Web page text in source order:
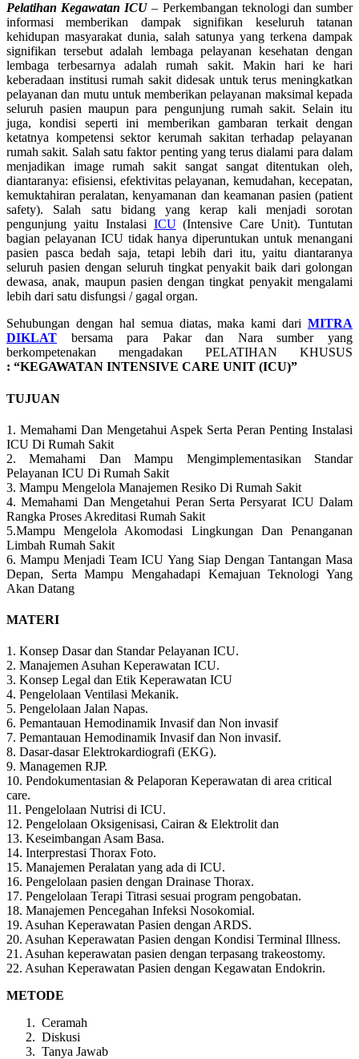
Pelatihan Kegawatan ICU– Perkembangan teknologi dan sumber
informasi memberikan dampak signifikan keseluruh tatanan
kehidupan masyarakat dunia, salah satunya yang terkena dampak
signifikan tersebut adalah lembaga pelayanan kesehatan dengan
lembaga terbesarnya adalah rumah sakit. Makin hari ke hari
keberadaan institusi rumah sakit didesak untuk terus meningkatkan
pelayanan dan mutu untuk memberikan pelayanan maksimal kepada
seluruh pasien maupun para pengunjung rumah sakit. Selain itu
juga, kondisi seperti ini memberikan gambaran terkait dengan
ketatnya kompetensi sektor kerumah sakitan terhadap pelayanan
rumah sakit. Salah satu faktor penting yang terus dialami para dalam
menjadikan image rumah sakit sangat sangat ditentukan oleh,
diantaranya: efisiensi, efektivitas pelayanan, kemudahan, kecepatan,
kemuktahiran peralatan, kenyamanan dan keamanan pasien (patient
safety). Salah satu bidang yang kerap kali menjadi sorotan
pengunjung yaitu Instalasi ICU(Intensive Care Unit). Tuntutan
bagian pelayanan ICU tidak hanya diperuntukan untuk menangani
pasien pasca bedah saja, tetapi lebih dari itu, yaitu diantaranya
seluruh pasien dengan seluruh tingkat penyakit baik dari golongan
dewasa, anak, maupun pasien dengan tingkat penyakit mengalami
lebih dari satu disfungsi / gagal organ.
Sehubungan dengan hal semua diatas, maka kami dari MITRA
DIKLAT bersama para Pakar dan Nara sumber yang
berkompetenakan mengadakan PELATIHAN KHUSUS
: “KEGAWATAN INTENSIVE CARE UNIT (ICU)”
TUJUAN
1. Memahami Dan Mengetahui Aspek Serta Peran Penting Instalasi
ICU Di Rumah Sakit
2. Memahami Dan Mampu Mengimplementasikan Standar
Pelayanan ICU Di Rumah Sakit
3. Mampu Mengelola Manajemen Resiko Di Rumah Sakit
4. Memahami Dan Mengetahui Peran Serta Persyarat ICU Dalam
Rangka Proses Akreditasi Rumah Sakit
5.Mampu Mengelola Akomodasi Lingkungan Dan Penanganan
Limbah Rumah Sakit
6. Mampu Menjadi Team ICU Yang Siap Dengan Tantangan Masa
Depan, Serta Mampu Mengahadapi Kemajuan Teknologi Yang
Akan Datang
MATERI
1. Konsep Dasar dan Standar Pelayanan ICU.
2. Manajemen Asuhan Keperawatan ICU.
3. Konsep Legal dan Etik Keperawatan ICU
4. Pengelolaan Ventilasi Mekanik.
5. Pengelolaan Jalan Napas.
6. Pemantauan Hemodinamik Invasif dan Non invasif
7. Pemantauan Hemodinamik Invasif dan Non invasif.
8. Dasar-dasar Elektrokardiografi (EKG).
9. Managemen RJP.
10. Pendokumentasian & Pelaporan Keperawatan di area critical
care.
11. Pengelolaan Nutrisi di ICU.
12. Pengelolaan Oksigenisasi, Cairan & Elektrolit dan
13. Keseimbangan Asam Basa.
14. Interprestasi Thorax Foto.
15. Manajemen Peralatan yang ada di ICU.
16. Pengelolaan pasien dengan Drainase Thorax.
17. Pengelolaan Terapi Titrasi sesuai program pengobatan.
18. Manajemen Pencegahan Infeksi Nosokomial.
19. Asuhan Keperawatan Pasien dengan ARDS.
20. Asuhan Keperawatan Pasien dengan Kondisi Terminal Illness.
21. Asuhan keperawatan pasien dengan terpasang trakeostomy.
22. Asuhan Keperawatan Pasien dengan Kegawatan Endokrin.
METODE
Ceramah
Diskusi
Tanya Jawab